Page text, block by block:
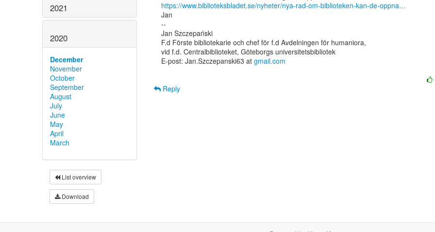
2021
2020
December
November
October
September
August
July
June
May
April
March
List overview
Download
https://www.biblioteksbladet.se/nyheter/nya-rad-om-biblioteken-kan-de-oppna…
Jan
--
Jan Szczepański
F.d Förste bibliotekarie och chef för f.d Avdelningen för humaniora,
vid f.d. Centralbiblioteket, Göteborgs universitetsbibliotek
E-post: Jan.Szczepanski63 at gmail.com
Reply